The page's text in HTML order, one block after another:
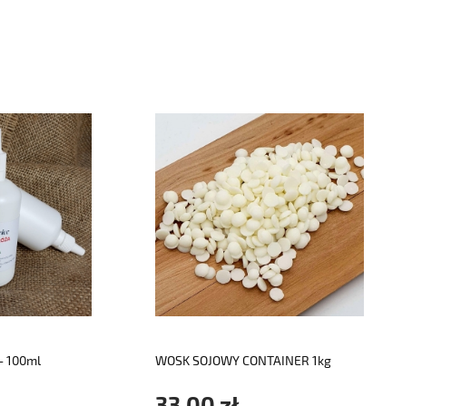
100ml WOSK SOJOWY CONTAINER 1kg
do koszyka